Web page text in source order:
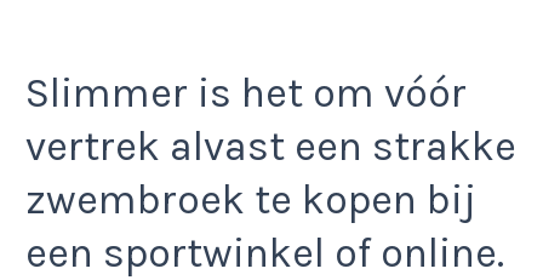
Slimmer is het om vóór
vertrek alvast een strakke
zwembroek te kopen bij
een sportwinkel of online.